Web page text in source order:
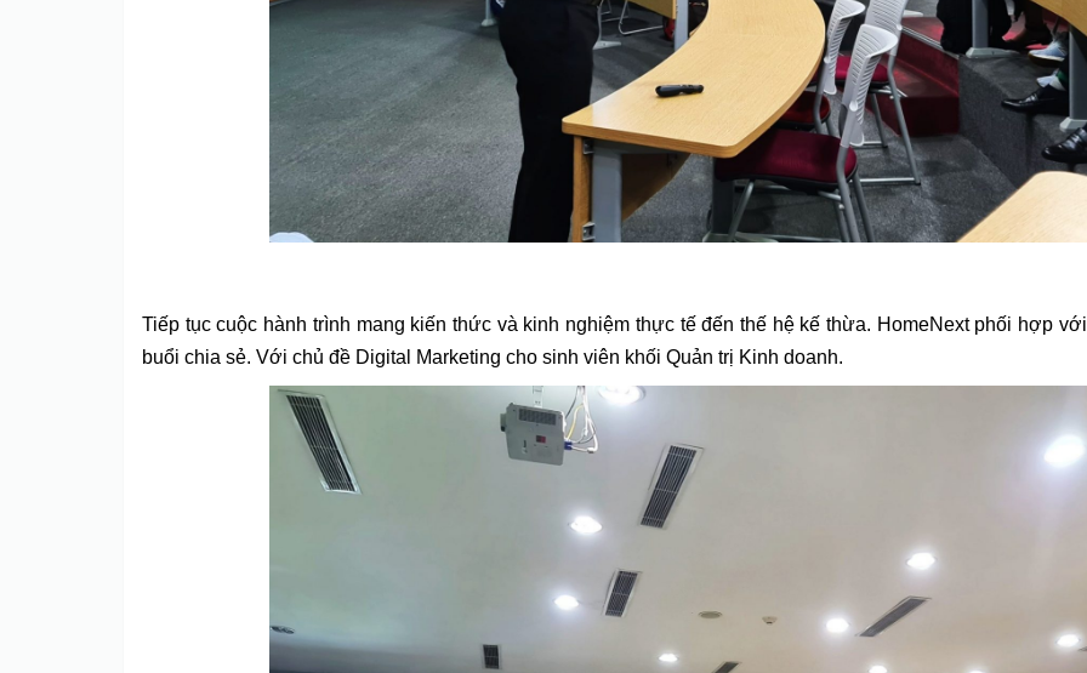
Tiếp tục cuộc hành trình mang kiến thức và kinh nghiệm thực tế đến thế hệ kế thừa. HomeNext phối hợp
buổi chia sẻ. Với chủ đề Digital Marketing cho sinh viên khối Quản trị Kinh doanh.